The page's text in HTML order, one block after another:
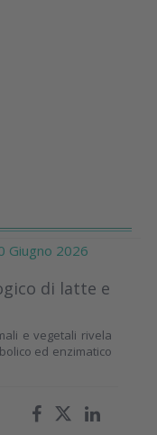
2026
di latte e
e vegetali rivela
ed enzimatico